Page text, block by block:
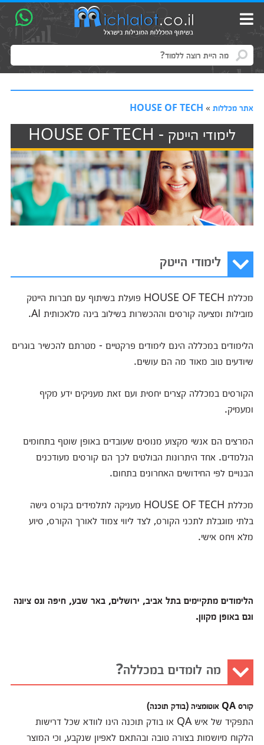
אתר מכללות»
HOUSE OF TECH
לימודי הייטק - HOUSE OF TECH
לימודי הייטק
מכללת HOUSE OF TECH פועלת בשיתוף עם חברות הייטק
מובילות ומציעה קורסים וההכשרות בשילוב בינה מלאכותית AI.
הלימודים במכללה הינם לימודים פרקטיים - מטרתם להכשיר בוגרים
שיודעים טוב מאוד מה הם עושים.
הקורסים במכללה קצרים יחסית ועם זאת מעניקים ידע מקיף
ומעמיק.
המרצים הם אנשי מקצוע מנוסים שעובדים באופן שוטף בתחומים
הנלמדים. אחד היתרונות הבולטים לכך הם קורסים מעודכנים
הבנויים לפי החידושים האחרונים בתחום.
מכללת HOUSE OF TECH מעניקה לתלמידים בקורס גישה
בלתי מוגבלת לתכני הקורס, לצד ליווי צמוד לאורך הקורס, סיוע
מלא ויחס אישי.
הלימודים מתקיימים בתל אביב, ירושלים, באר שבע, חיפה ונס ציונה
וגם באופן מקוון.
מה לומדים במכללה?
קורס QA אוטומציה (בודק תוכנה)
התפקיד של איש QA או בודק תוכנה הינו לוודא שכל דרישות
הלקוח מיושמות בצורה טובה ובהתאם לאפיון שנקבע, וכי המוצר